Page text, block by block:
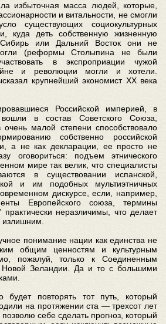
избыточная масса людей, которые,
и витальности, не смогли
существующих социокультурных
куда деть собственную жизненную
или Дальний Восток они не
(реформы Столыпина не были
в экспроприации чужой
и революции могли и хотели.
крупнейший экономист XX века
Российской империей, в
в состав Советского Союза,
очень малой степени способствовало
собственно российской
а не как декларации, ее просто не
оговориться: подъем этнического
мире так велик, что специалисты
в существовании испанской,
и им подобных мультиэтничных
дискурсе, если, например,
Европейского союза, термины
практически неразличимы, что делает
понимание нации как единства не
общим ценностям и культурным
пожалуй, только к Соединенным
Зеландии. Да и то с большими
будет повторять тот путь, который
на протяжении ста — трехсот лет
себе сделать прогноз, который